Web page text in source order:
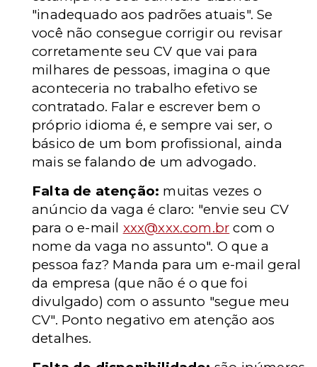
"inadequado aos padrões atuais". Se
você não consegue corrigir ou revisar
corretamente seu CV que vai para
milhares de pessoas, imagina o que
aconteceria no trabalho efetivo se
contratado. Falar e escrever bem o
próprio idioma é, e sempre vai ser, o
básico de um bom profissional, ainda
mais se falando de um advogado.
Falta de atenção: muitas vezes o
anúncio da vaga é claro: "envie seu CV
para o e-mail xxx@xxx.com.br com o
nome da vaga no assunto". O que a
pessoa faz? Manda para um e-mail geral
da empresa (que não é o que foi
divulgado) com o assunto "segue meu
CV". Ponto negativo em atenção aos
detalhes.